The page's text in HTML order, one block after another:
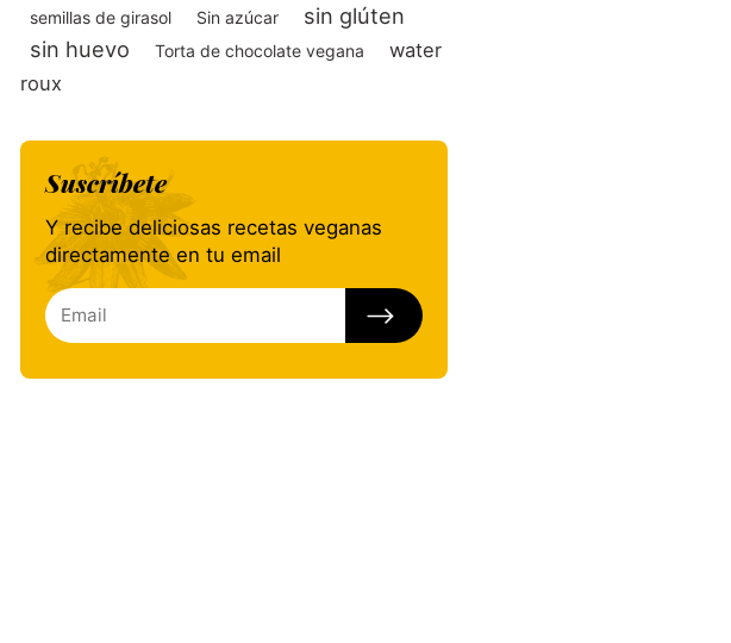
semillas de girasol Sin azúcar
sin glúten
sin huevo
Torta de chocolate vegana
water
roux
Suscríbete
Y recibe deliciosas recetas veganas
directamente en tu email